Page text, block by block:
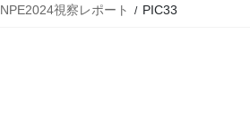
NPE2024視察レポート PIC33